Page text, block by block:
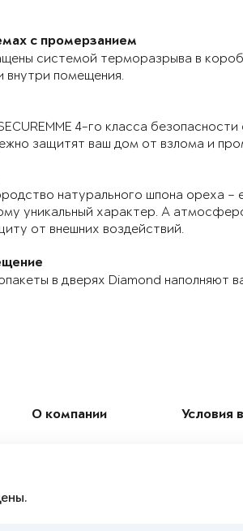
с промерзанием
системой терморазрыва в
внутри помещения.
4-го класса
защитят ваш дом от взлома и
натурального шпона ореха
уникальный характер. А
от внешних воздействий.
в дверях Diamond
О компании Условия